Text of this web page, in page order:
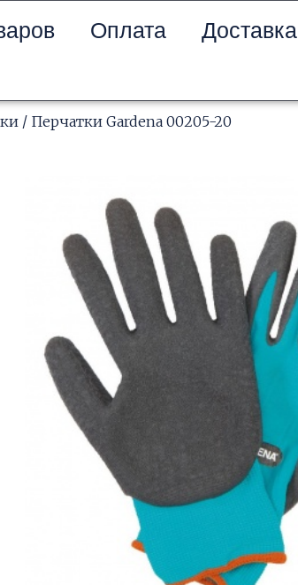
Оплата
Доставка
/ Перчатки Gardena 00205-20